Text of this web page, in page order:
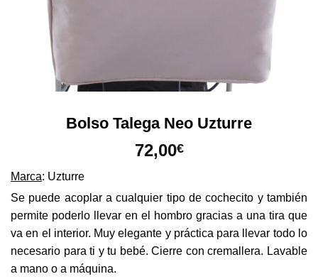
Bolso Talega Neo Uzturre
72,00€
Marca: Uzturre
Se puede acoplar a cualquier tipo de cochecito y también
permite poderlo llevar en el hombro gracias a una tira que
va en el interior. Muy elegante y práctica para llevar todo lo
necesario para ti y tu bebé. Cierre con cremallera. Lavable
a mano o a máquina.